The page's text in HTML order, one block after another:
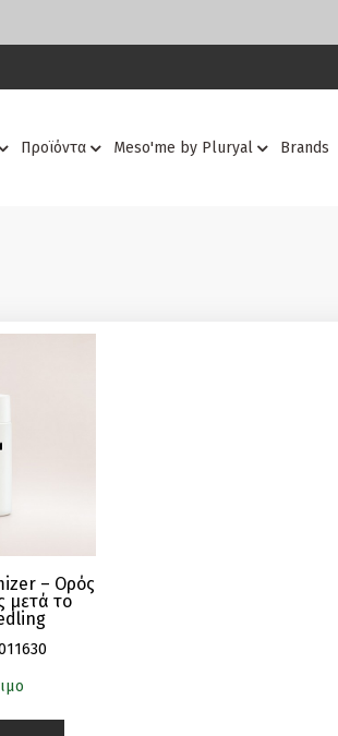
Προϊόντα Meso'me by Pluryal Brands
– Ορός
μετά το